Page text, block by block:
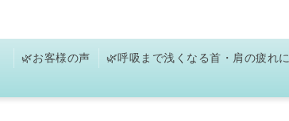
🌿お客様の声 🌿呼吸まで浅くなる首・肩の疲れに